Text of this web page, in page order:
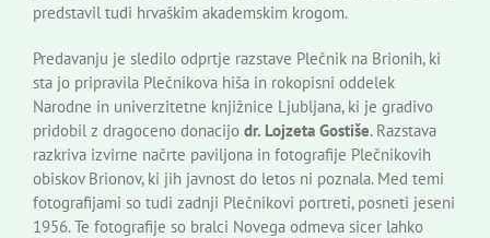
predstavil tudi hrvaškim akademskim krogom.
Predavanju je sledilo odprtje razstave Plečnik na Brionih, ki
sta jo pripravila Plečnikova hiša in rokopisni oddelek
Narodne in univerzitetne knjižnice Ljubljana, ki je gradivo
pridobil z dragoceno donacijo dr. Lojzeta Gostiše. Razstava
razkriva izvirne načrte paviljona in fotografije Plečnikovih
obiskov Brionov, ki jih javnost do letos ni poznala. Med temi
fotografijami so tudi zadnji Plečnikovi portreti, posneti jeseni
1956. Te fotografije so bralci Novega odmeva sicer lahko